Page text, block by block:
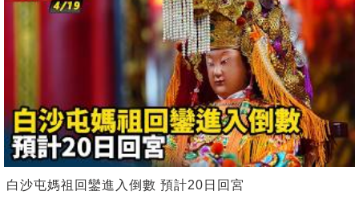
白沙屯媽祖回鑾進入倒數 預計20日回宮